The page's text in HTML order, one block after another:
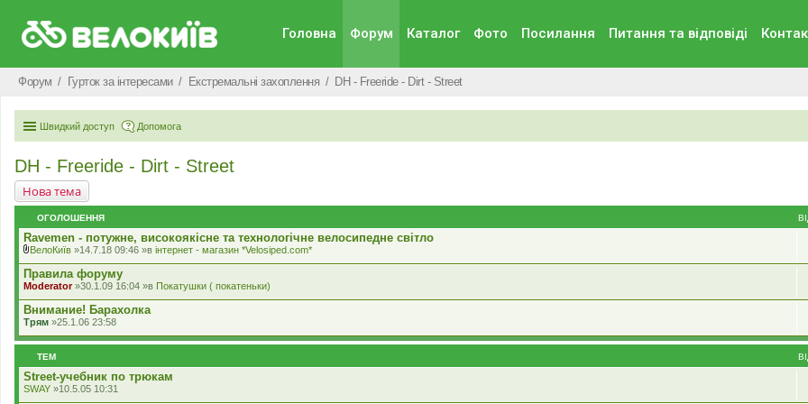
Головна Форум Каталог Фото Посилання Питання та вiдповiдi
Форум Гурток за інтересами Екстремальні захоплення DH - Freeride - Dirt - Street
Швидкий доступ Допомога
DH - Freeride - Dirt - Street
Нова тема
ОГОЛОШЕННЯ
Ravemen - потужне, високоякісне та технологічне велосипедне світло
к
л
а
д
е
н
н
я
ВелоКиїв »14.7.18 09:46 »в iнтернет - магазин *Velosiped.com*
Правила форуму
Moderator»30.1.09 16:04 »в Покатушки ( покатеньки)
Внимание! Барахолка
Трям »25.1.06 23:58
ТЕМ
Street-учебник по трюкам
SWAY »10.5.05 10:31